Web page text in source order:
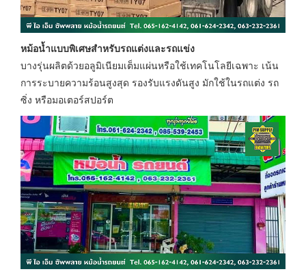
หม้อน้ำแบบพิเศษสำหรับรถแต่งและรถแข่ง
บางรุ่นผลิตด้วยอลูมิเนียมเต็มแผ่นหรือใช้เทคโนโลยีเฉพาะ เน้น
การระบายความร้อนสูงสุด รองรับแรงดันสูง มักใช้ในรถแต่ง รถ
ซิ่ง หรือมอเตอร์สปอร์ต